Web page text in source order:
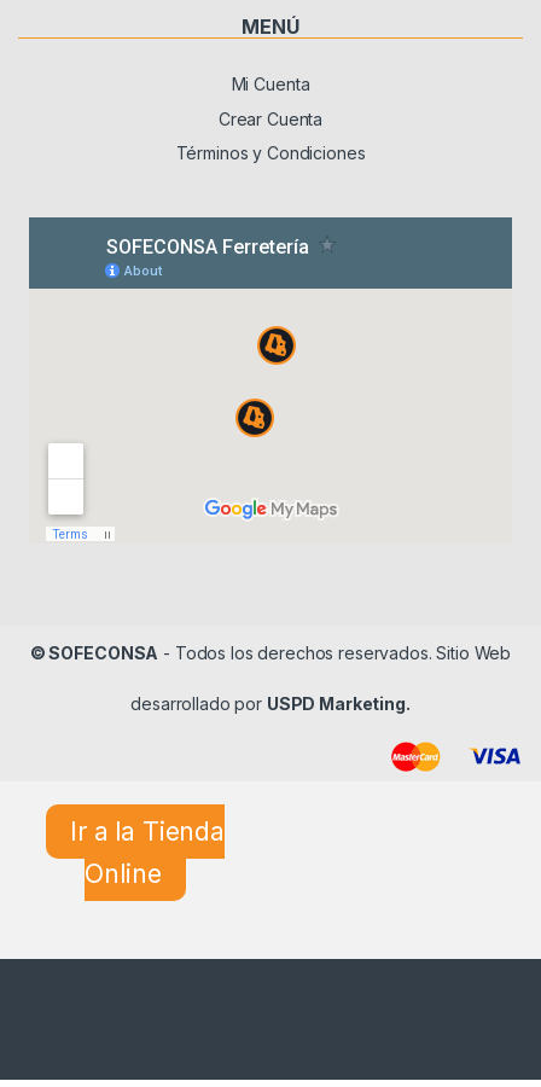
MENÚ
Mi Cuenta
Crear Cuenta
Términos y Condiciones
© SOFECONSA - Todos los derechos reservados. Sitio Web
desarrollado por USPD Marketing.
Ir a la Tienda
Online